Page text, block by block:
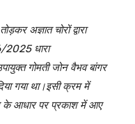
अज्ञात चोरों द्वारा
2025 धारा
गोमती जोन वैभव बांगर
गया था।इसी क्रम में
के आधार पर प्रकाश में आए